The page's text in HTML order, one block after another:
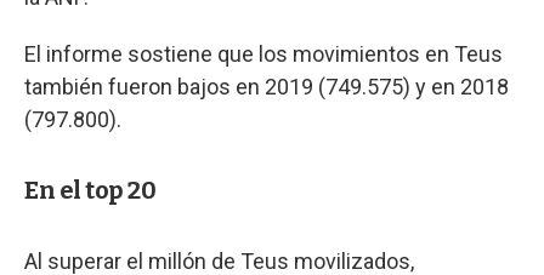
El informe sostiene que los movimientos en Teus
también fueron bajos en 2019 (749.575) y en 2018
(797.800).
En el top 20
Al superar el millón de Teus movilizados,